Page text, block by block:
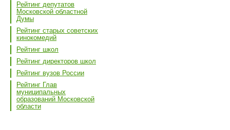
Рейтинг депутатов
Московской областной
Думы
Рейтинг старых советских
кинокомедий
Рейтинг школ
Рейтинг директоров школ
Рейтинг вузов России
Рейтинг Глав
муниципальных
образований Московской
области